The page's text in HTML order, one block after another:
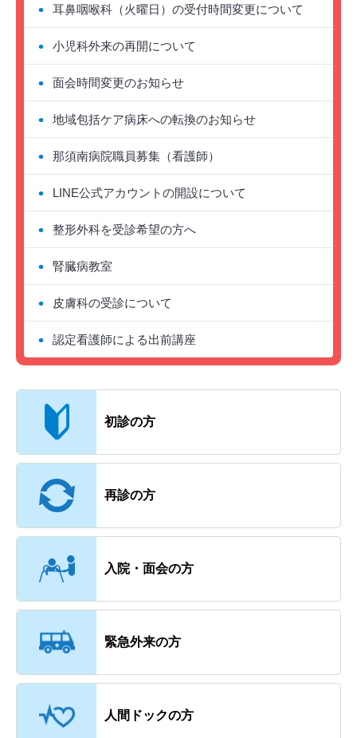
耳鼻咽喉科（火曜日）の受付時間変更について
小児科外来の再開について
面会時間変更のお知らせ
地域包括ケア病床への転換のお知らせ
那須南病院職員募集（看護師）
LINE公式アカウントの開設について
整形外科を受診希望の方へ
腎臓病教室
皮膚科の受診について
認定看護師による出前講座
主なメニュー
初診の方
再診の方
入院・面会の方
緊急外来の方
人間ドックの方